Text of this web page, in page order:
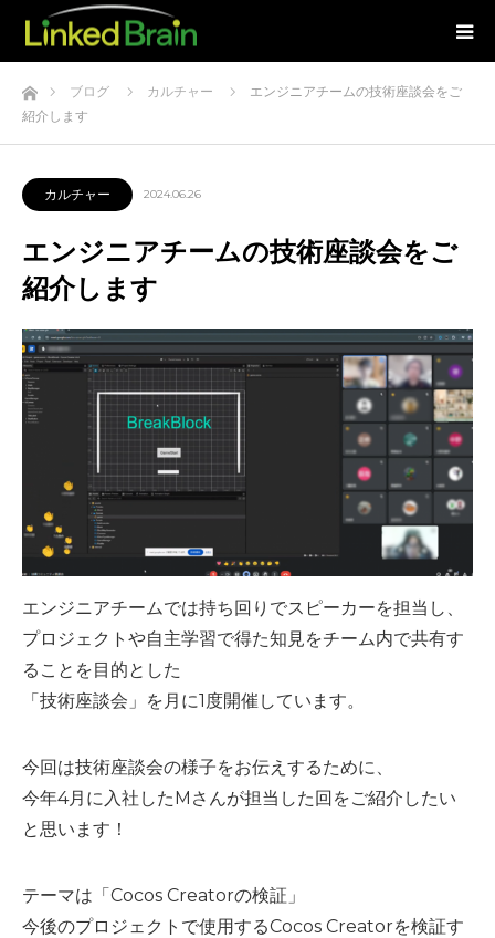
ホームブログ カルチャー
エンジニアチームの技術座談会をご
紹介します
カルチャー 2024.06.26
エンジニアチームの技術座談会をご
紹介します
エンジニアチームでは持ち回りでスピーカーを担当し、
プロジェクトや自主学習で得た知見をチーム内で共有す
ることを目的とした
「技術座談会」を月に1度開催しています。
今回は技術座談会の様子をお伝えするために、
今年4月に入社したMさんが担当した回をご紹介したい
と思います！
テーマは「Cocos Creatorの検証」
今後のプロジェクトで使用するCocos Creatorを検証す